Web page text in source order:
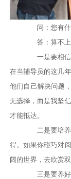
问：您有什
答：算不上
一是要相信
在当辅导员的这几
他们自己解决问题
无选择，而是我坚
才能抵达。
二是要培养
得。如果你碰巧对
阔的世界，去欣赏
三是要养好